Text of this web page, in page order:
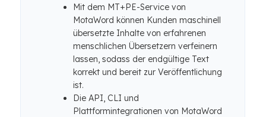
Mit dem MT+PE-Service von
MotaWord können Kunden maschinell
übersetzte Inhalte von erfahrenen
menschlichen Übersetzern verfeinern
lassen, sodass der endgültige Text
korrekt und bereit zur Veröffentlichung
ist.
Die API, CLI und
Plattformintegrationen von MotaWord